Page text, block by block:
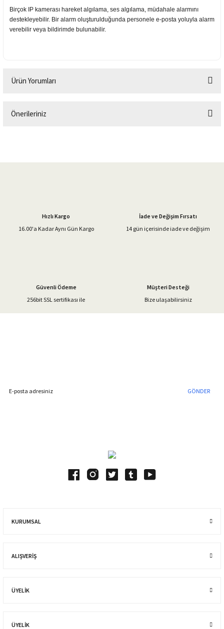
Birçok IP kamerası hareket algılama, ses algılama, müdahale alarmını
destekleyebilir. Bir alarm oluşturulduğunda personele e-posta yoluyla alarm
verebilir veya bildirimde bulunabilir.
Ürün Yorumları
Önerileriniz
Ürün bilgilerinde hatalar bulunuyor.
Gönder
Hızlı Kargo
16.00'a Kadar Aynı Gün Kargo
İade ve Değişim Fırsatı
14 gün içerisinde iade ve değişim
Güvenli Ödeme
256bit SSL sertifikası ile
Müşteri Desteği
Bize ulaşabilirsiniz
GÖNDER
KURUMSAL
ALIŞVERIŞ
ÜYELİK
ÜYELİK